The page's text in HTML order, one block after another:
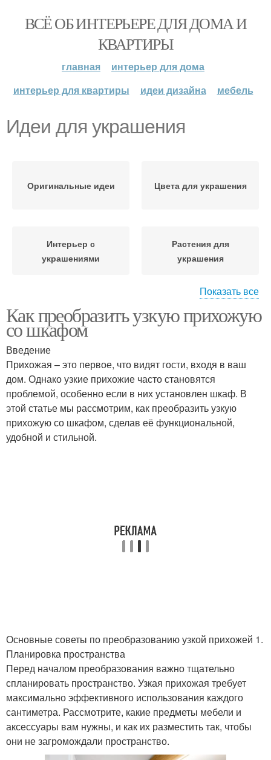
ВСЁ ОБ ИНТЕРЬЕРЕ ДЛЯ ДОМА И
КВАРТИРЫ
главная
интерьер для дома
интерьер для квартиры
идеи дизайна мебель
Идеи для украшения
Оригинальные идеи Цвета для украшения
Интерьер с
украшениями
Растения для
украшения
Необычные идеи Идеи для дизайна
Украшение на окна Домашние идеи
Разные идеи Украшения на окна
Новогодние украшения Красивые идеи
Показать все
Как преобразить узкую прихожую
со шкафом
Введение
Прихожая – это первое, что видят гости, входя в ваш
дом. Однако узкие прихожие часто становятся
проблемой, особенно если в них установлен шкаф. В
этой статье мы рассмотрим, как преобразить узкую
прихожую со шкафом, сделав её функциональной,
удобной и стильной.
Основные советы по преобразованию узкой прихожей 1.
Планировка пространства
Перед началом преобразования важно тщательно
спланировать пространство. Узкая прихожая требует
максимально эффективного использования каждого
сантиметра. Рассмотрите, какие предметы мебели и
аксессуары вам нужны, и как их разместить так, чтобы
они не загромождали пространство.